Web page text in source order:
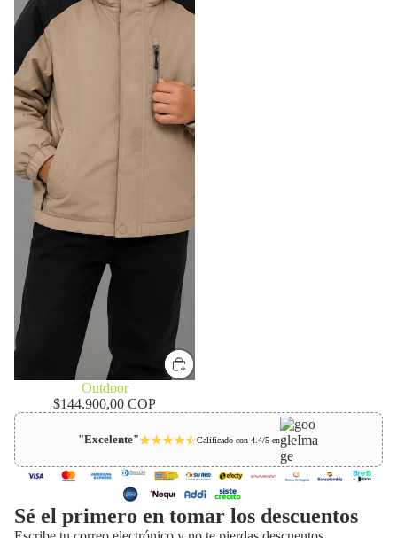
Outdoor
$144.900,00 COP
"Excelente" Calificado con 4.4/5 en
Sé el primero en tomar los descuentos